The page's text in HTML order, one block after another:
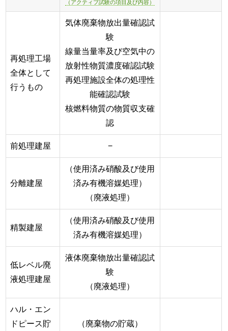
（アクティブ試験の項目及び内容）
再処理工場
全体として
行うもの
気体廃棄物放出量確認試
験
線量当量率及び空気中の
放射性物質濃度確認試験
再処理施設全体の処理性
能確認試験
核燃料物質の物質収支確
認
前処理建屋 −
分離建屋
（使用済み硝酸及び使用
済み有機溶媒処理）
（廃液処理）
精製建屋
（使用済み硝酸及び使用
済み有機溶媒処理）
低レベル廃
液処理建屋
液体廃棄物放出量確認試
験
（廃液処理）
ハル・エン
ドピース貯
（廃棄物の貯蔵）